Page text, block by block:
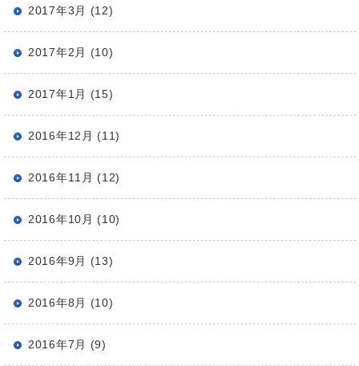
2017年3月 (12)
2017年2月 (10)
2017年1月 (15)
2016年12月 (11)
2016年11月 (12)
2016年10月 (10)
2016年9月 (13)
2016年8月 (10)
2016年7月 (9)